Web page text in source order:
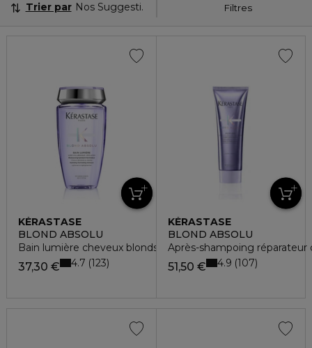
Filtres
Trier par Nos Suggestions
KÉRASTASE
BLOND ABSOLU
Bain lumière cheveux blonds
37,30 € 4.7 123
KÉRASTASE
BLOND ABSOLU
Après-shampoing
51,50 € 4.9 107